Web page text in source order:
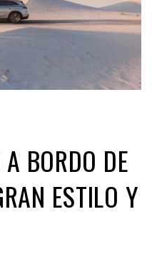
BORDO DE
ESTILO Y